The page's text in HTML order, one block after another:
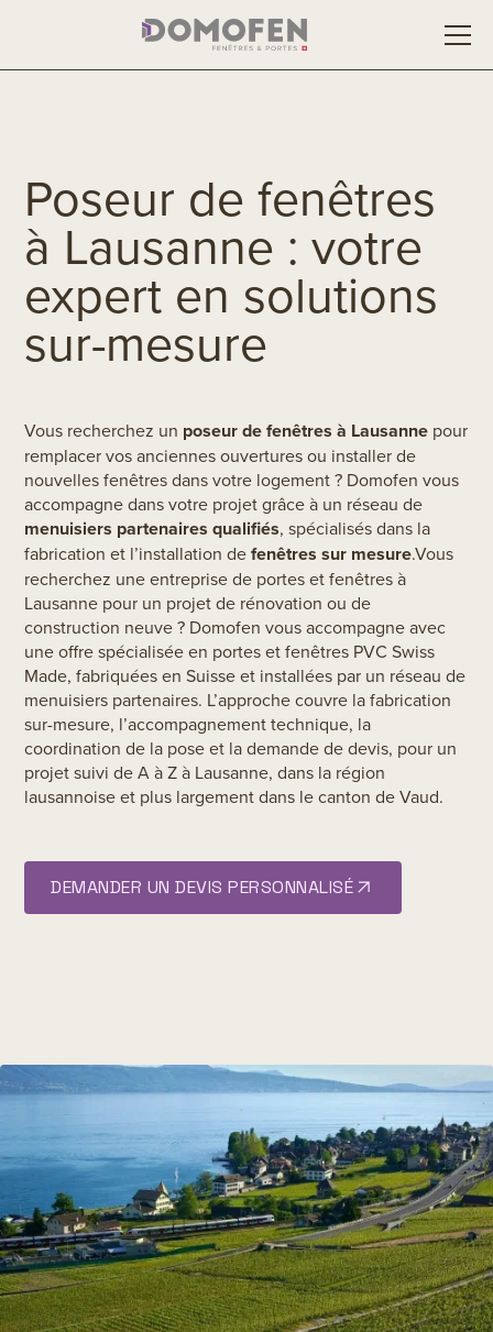
Poseur de fenêtres
à Lausanne : votre
expert en solutions
sur-mesure
Vous recherchez un poseur de fenêtres à Lausanne pour
remplacer vos anciennes ouvertures ou installer de
nouvelles fenêtres dans votre logement ? Domofen vous
accompagne dans votre projet grâce à un réseau de
menuisiers partenaires qualifiés, spécialisés dans la
fabrication et l’installation defenêtres sur mesure.Vous
recherchez une entreprise de portes et fenêtres à
Lausanne pour un projet de rénovation ou de
construction neuve ? Domofen vous accompagne avec
une offre spécialisée en portes et fenêtres PVC Swiss
Made, fabriquées en Suisse et installées par un réseau de
menuisiers partenaires. L’approche couvre la fabrication
sur-mesure, l’accompagnement technique, la
coordination de la pose et la demande de devis, pour un
projet suivi de A à Z à Lausanne, dans la région
lausannoise et plus largement dans le canton de Vaud.
DEMANDER UN DEVIS PERSONNALISÉ